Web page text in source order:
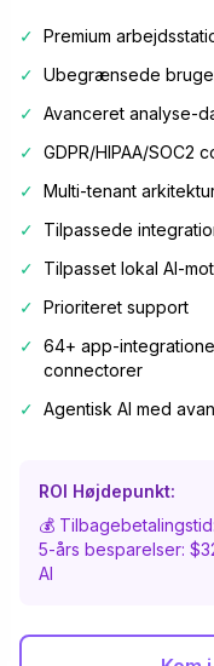
✓ Premium
✓ Ubegrænsede
✓ Avanceret analyse-
✓ GDPR/HIPAA/SOC2
✓ Multi-tenant
✓
Tilpassede
✓
Tilpasset lokal AI-
✓ Prioriteret support
✓ 64+ app-
connectorer
✓ Agentisk AI med
ROI Højdepunkt:
💰
5-års besparelser:
AI